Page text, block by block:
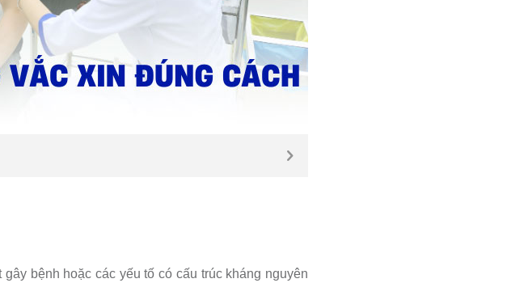
bệnh hoặc các yếu tố có cấu trúc kháng nguyên